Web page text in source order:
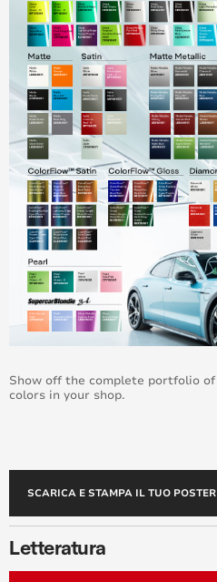
Show off the complete portfolio
colors in your shop.
SCARICA E STAMPA IL TUO
Letteratura